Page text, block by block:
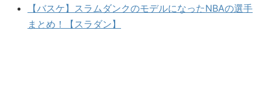
【バスケ】スラムダンクのモデルになったNBAの選手
まとめ！【スラダン】